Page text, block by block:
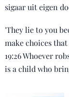
sigaar uit eigen
'They lie to you
make choices
19:26 Whoever
is a child who